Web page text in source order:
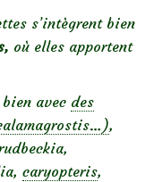
s’intègrent bien
où elles apportent
avec des
,
caryopteris,